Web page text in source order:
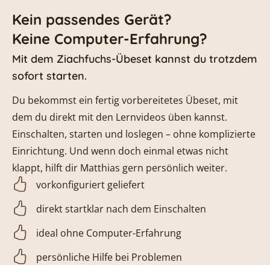
Kein passendes Gerät?
Keine Computer-Erfahrung?
Mit dem Ziachfuchs-Übeset kannst du trotzdem
sofort starten.
Du bekommst ein fertig vorbereitetes Übeset, mit
dem du direkt mit den Lernvideos üben kannst.
Einschalten, starten und loslegen – ohne komplizierte
Einrichtung. Und wenn doch einmal etwas nicht
klappt, hilft dir Matthias gern persönlich weiter.
vorkonfiguriert geliefert
direkt startklar nach dem Einschalten
ideal ohne Computer-Erfahrung
persönliche Hilfe bei Problemen